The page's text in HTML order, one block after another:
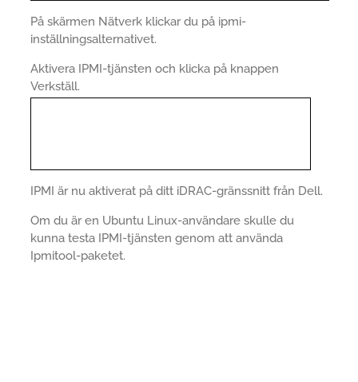
På skärmen Nätverk klickar du på ipmi-
inställningsalternativet.
Aktivera IPMI-tjänsten och klicka på knappen
Verkställ.
IPMI är nu aktiverat på ditt iDRAC-gränssnitt från Dell.
Om du är en Ubuntu Linux-användare skulle du
kunna testa IPMI-tjänsten genom att använda
Ipmitool-paketet.